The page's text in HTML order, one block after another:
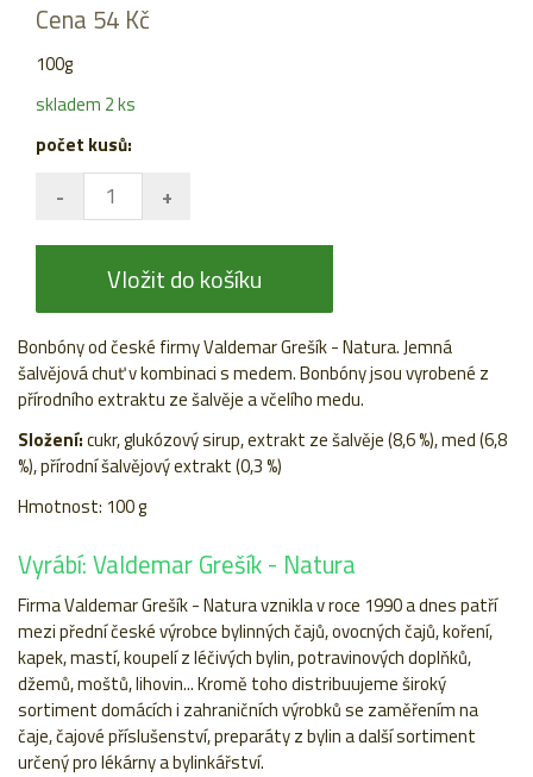
Cena 54 Kč
100g
skladem 2 ks
počet kusů:
Vložit do košíku
Bonbóny od české firmy Valdemar Grešík - Natura. Jemná
šalvějová chuť v kombinaci s medem. Bonbóny jsou vyrobené z
přírodního extraktu ze šalvěje a včelího medu.
Složení:cukr, glukózový sirup, extrakt ze šalvěje (8,6 %), med (6,8
%), přírodní šalvějový extrakt (0,3 %)
Hmotnost: 100 g
Vyrábí: Valdemar Grešík - Natura
Firma Valdemar Grešík - Natura vznikla v roce 1990 a dnes patří
mezi přední české výrobce bylinných čajů, ovocných čajů, koření,
kapek, mastí, koupelí z léčivých bylin, potravinových doplňků,
džemů, moštů, lihovin... Kromě toho distribuujeme široký
sortiment domácích i zahraničních výrobků se zaměřením na
čaje, čajové příslušenství, preparáty z bylin a další sortiment
určený pro lékárny a bylinkářství.